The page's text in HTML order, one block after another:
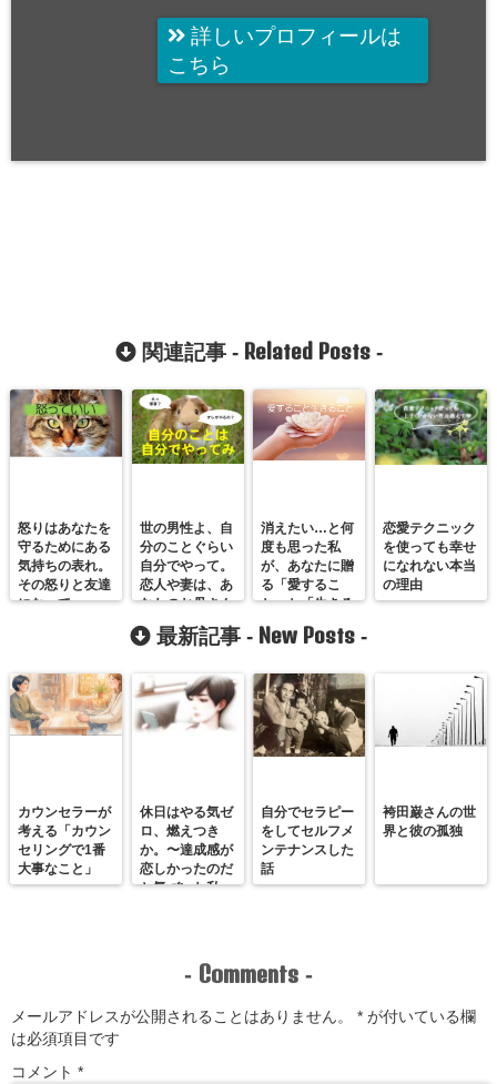
詳しいプロフィールは
こちら
関連記事 - Related Posts-
怒りはあなたを
守るためにある
気持ちの表れ。
その怒りと友達
になって。
世の男性よ、自
分のことぐらい
自分でやって。
恋人や妻は、あ
なたのお母さん
ではありませ
ん。
消えたい…と何
度も思った私
が、あなたに贈
る「愛するこ
と」と「生きる
こと」の意味
恋愛テクニック
を使っても幸せ
になれない本当
の理由
最新記事 - New Posts -
カウンセラーが
考える「カウン
セリングで1番
大事なこと」
休日はやる気ゼ
ロ、燃えつき
か。〜達成感が
恋しかったのだ
と気づいた私
自分でセラピー
をしてセルフメ
ンテナンスした
話
袴田巌さんの世
界と彼の孤独
- Comments -
メールアドレスが公開されることはありません。 * が付いている欄
は必須項目です
コメント *